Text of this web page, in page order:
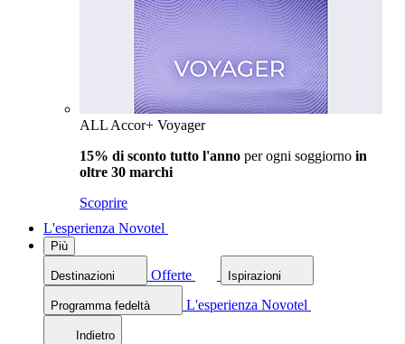
ALL Accor+ Voyager
15% di sconto tutto l'anno per ogni soggiorno in
oltre 30 marchi
Scoprire
L'esperienza Novotel
Più
Destinazioni Offerte Ispirazioni
Programma fedeltà L'esperienza Novotel
Indietro